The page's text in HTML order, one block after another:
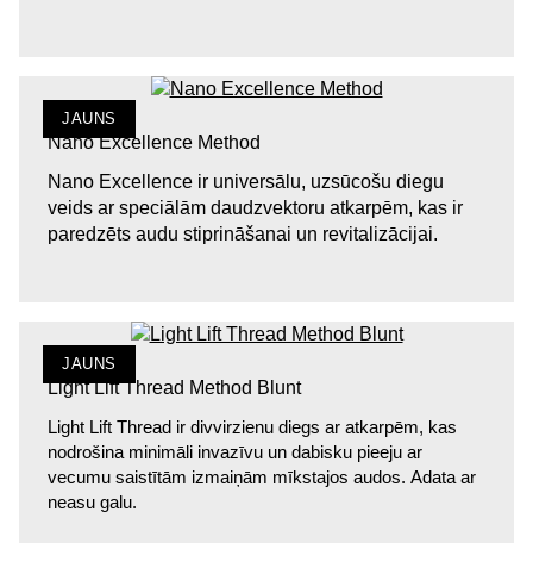
JAUNS
Nano Excellence Method
Nano Excellence ir universālu, uzsūcošu diegu
veids ar speciālām daudzvektoru atkarpēm, kas ir
paredzēts audu stiprināšanai un revitalizācijai.
JAUNS
Light Lift Thread Method Blunt
Light Lift Thread ir divvirzienu diegs ar atkarpēm, kas
nodrošina minimāli invazīvu un dabisku pieeju ar
vecumu saistītām izmaiņām mīkstajos audos. Adata ar
neasu galu.